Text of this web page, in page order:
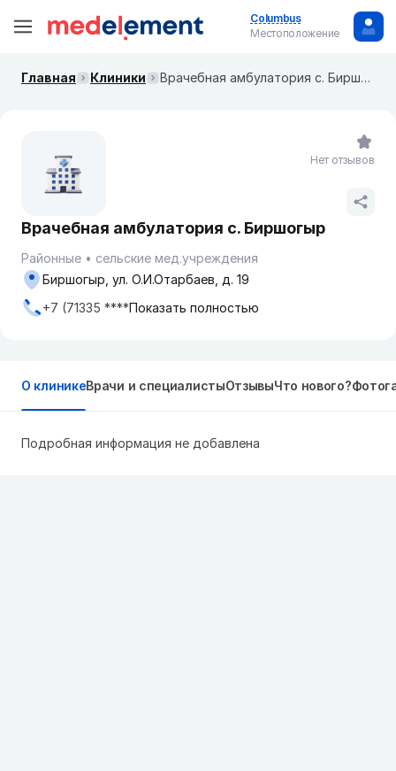
Columbus
Местоположение
Главная Клиники Врачебная амбулатория с. Биршогыр
Врачебная амбулатория с. Биршогыр
Районные
сельские мед.учреждения
Биршогыр, ул. О.И.Отарбаев, д. 19
+7 (71335 ****Показать полностью
Нет отзывов
О клиникеВрачи и специалистыОтзывыЧто нового?
Подробная информация не добавлена